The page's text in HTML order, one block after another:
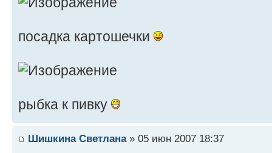
посадка картошечки
рыбка к пивку
Шишкина Светлана» 05 июн 2007 18:37